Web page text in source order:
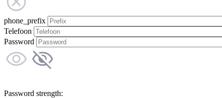
phone_prefix
Telefoon
Password
Password strength: